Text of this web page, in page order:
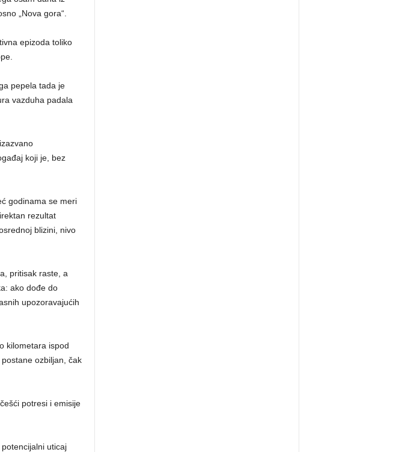
„Nova gora“.
epizoda toliko
pepela tada je
vazduha padala
koji je, bez
godinama se meri
rezultat
blizini, nivo
pritisak raste, a
ako dođe do
upozoravajućih
kilometara ispod
ozbiljan, čak
potresi i emisije
uticaj